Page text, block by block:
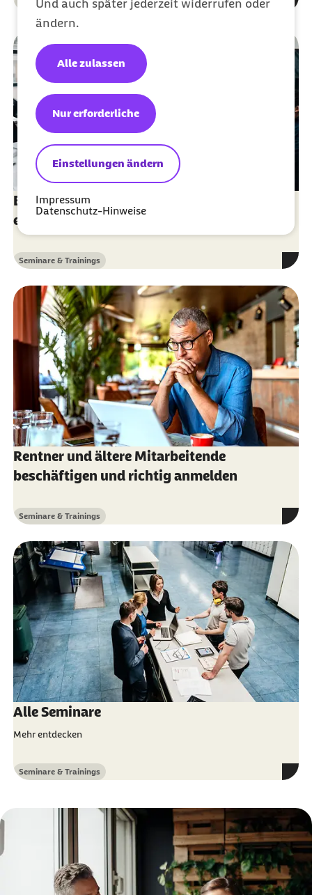
Und auch später jederzeit widerrufen oder
ändern.
Einstellungen ändern
Nur erforderliche
Alle zulassen
Impressum
Datenschutz-Hinweise
Kategorie
Seminare & Trainings
Beschäftigte in Mutterschutz und Elternzeit
erfolgreich unterstützen
Kategorie
Seminare & Trainings
Rentner und ältere Mitarbeitende
beschäftigen und richtig anmelden
Kategorie
Seminare & Trainings
Alle Seminare
Mehr entdecken
Kategorie
Seminare & Trainings